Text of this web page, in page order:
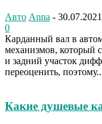
Авто Anna - 30.07.2021
0
Карданный вал в
механизмов, который
и задний участок
переоценить,
Какие душевые